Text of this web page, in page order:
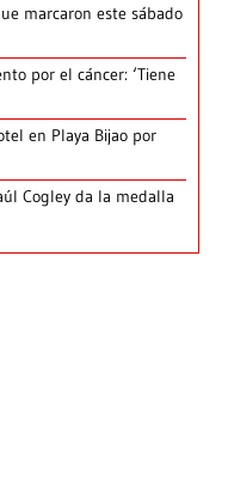
marcaron este sábado
por el cáncer: ‘Tiene
en Playa Bijao por
Cogley da la medalla